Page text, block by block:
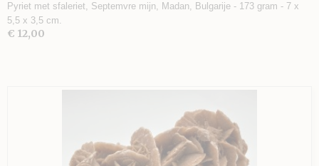
Pyriet met sfaleriet, Septemvre mijn, Madan, Bulgarije - 173 gram - 7 x
5,5 x 3,5 cm.
€ 12,00